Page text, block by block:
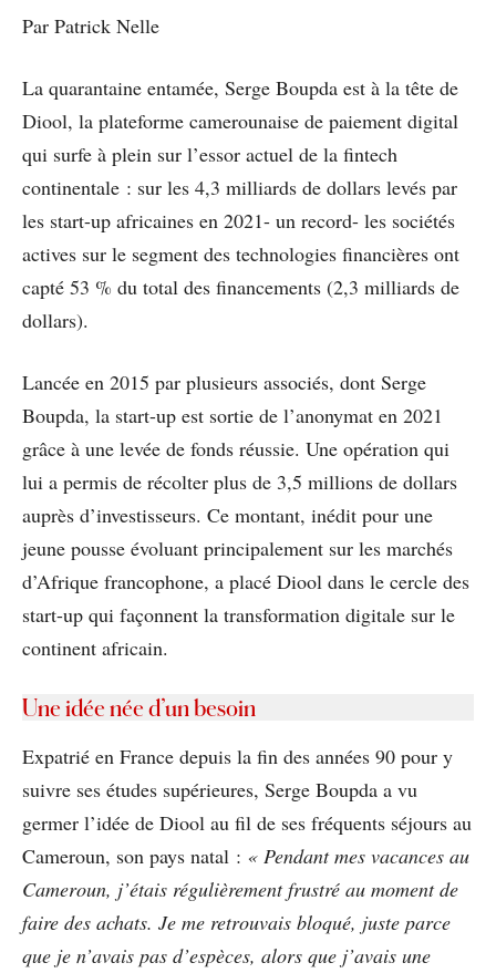
Par Patrick Nelle
La quarantaine entamée, Serge Boupda est à la tête de
Diool, la plateforme camerounaise de paiement digital
qui surfe à plein sur l’essor actuel de la fintech
continentale : sur les 4,3 milliards de dollars levés par
les start-up africaines en 2021- un record- les sociétés
actives sur le segment des technologies financières ont
capté 53 % du total des financements (2,3 milliards de
dollars).
Lancée en 2015 par plusieurs associés, dont Serge
Boupda, la start-up est sortie de l’anonymat en 2021
grâce à une levée de fonds réussie. Une opération qui
lui a permis de récolter plus de 3,5 millions de dollars
auprès d’investisseurs. Ce montant, inédit pour une
jeune pousse évoluant principalement sur les marchés
d’Afrique francophone, a placé Diool dans le cercle des
start-up qui façonnent la transformation digitale sur le
continent africain.
Une idée née d’un besoin
Expatrié en France depuis la fin des années 90 pour y
suivre ses études supérieures, Serge Boupda a vu
germer l’idée de Diool au fil de ses fréquents séjours au
Cameroun, son pays natal : « Pendant mes vacances au
Cameroun, j’étais régulièrement frustré au moment de
faire des achats. Je me retrouvais bloqué, juste parce
que je n’avais pas d’espèces, alors que j’avais une